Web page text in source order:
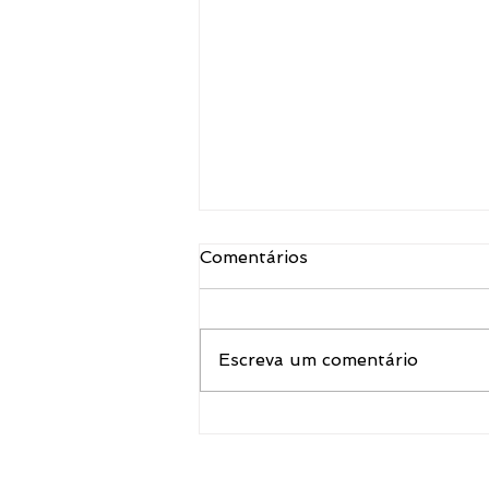
Comentários
Escreva um comentário